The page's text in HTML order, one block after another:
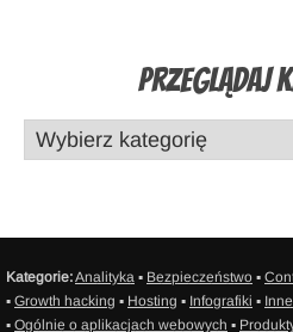
Przeglądaj
Kategorie:Analityka ▪ Bezpieczeństwo ▪
▪ Growth hacking ▪ Hosting ▪ Infografiki ▪ Inne
▪ Ogólnie o aplikacjach webowych ▪